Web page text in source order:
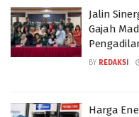
Jalin
Gajah
BY REDAKSI
Harga